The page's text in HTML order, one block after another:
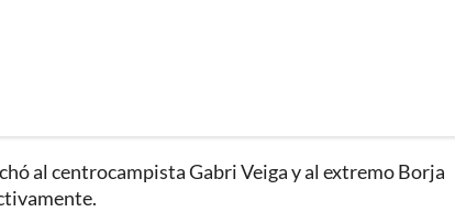
al centrocampista Gabri Veiga y al extremo Borja